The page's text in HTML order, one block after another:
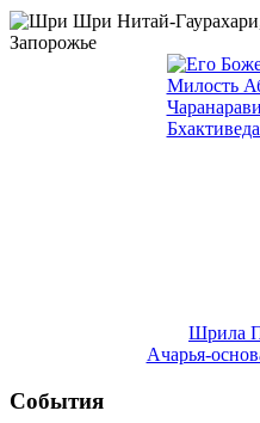
Шрила
Ачарья-
События